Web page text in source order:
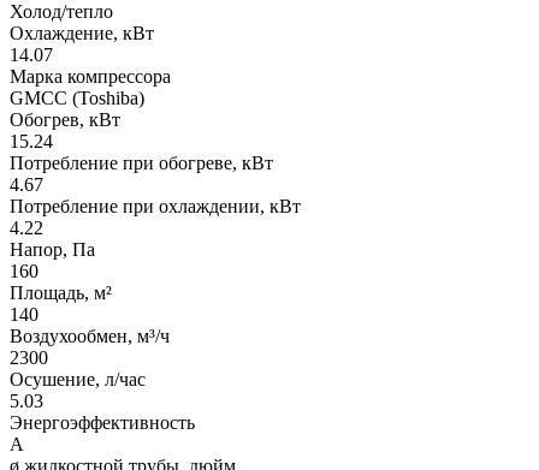
Холод/тепло
Охлаждение, кВт
14.07
Марка компрессора
GMCC (Toshiba)
Обогрев, кВт
15.24
Потребление при обогреве, кВт
4.67
Потребление при охлаждении, кВт
4.22
Напор, Па
160
Площадь, м²
140
Воздухообмен, м³/ч
2300
Осушение, л/час
5.03
Энергоэффективность
A